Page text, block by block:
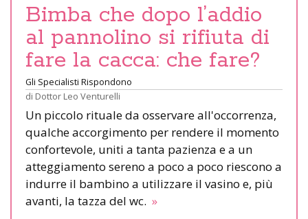
Bimba che dopo l’addio
al pannolino si rifiuta di
fare la cacca: che fare?
Gli Specialisti Rispondono
di Dottor Leo Venturelli
Un piccolo rituale da osservare all'occorrenza,
qualche accorgimento per rendere il momento
confortevole, uniti a tanta pazienza e a un
atteggiamento sereno a poco a poco riescono a
indurre il bambino a utilizzare il vasino e, più
avanti, la tazza del wc. »